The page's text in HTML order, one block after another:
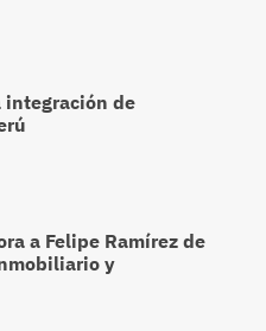
integración de
a Felipe Ramírez de
y